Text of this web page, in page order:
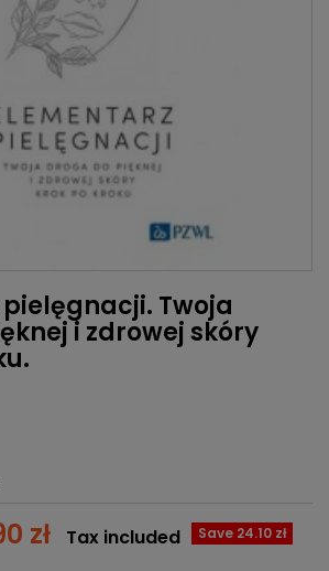
Twoja
i zdrowej skóry
zł Save 24.10 zł
Tax included